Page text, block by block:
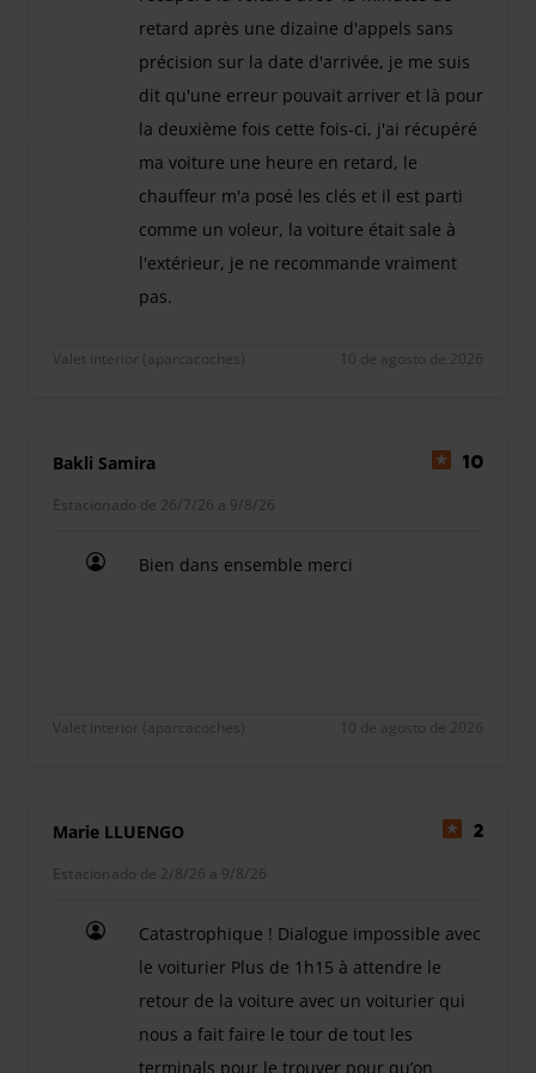
Si bien no contamos con instalaciones como salas de
espera o baños, nuestro compromiso es ofrecerte un
retard après une dizaine d'appels sans
précision sur la date d'arrivée, je me suis
dit qu'une erreur pouvait arriver et là pour
la deuxième fois cette fois-ci, j'ai récupéré
ma voiture une heure en retard, le
chauffeur m'a posé les clés et il est parti
comme un voleur, la voiture était sale à
l'extérieur, je ne recommande vraiment
pas.
Valet interior (aparcacoches) 10 de agosto de 2026
Bakli Samira 10
Estacionado de 26/7/26 a 9/8/26
Bien dans ensemble merci
Valet interior (aparcacoches) 10 de agosto de 2026
Marie LLUENGO 2
Estacionado de 2/8/26 a 9/8/26
Catastrophique ! Dialogue impossible avec
le voiturier Plus de 1h15 à attendre le
retour de la voiture avec un voiturier qui
nous a fait faire le tour de tout les
terminals pour le trouver pour qu’on